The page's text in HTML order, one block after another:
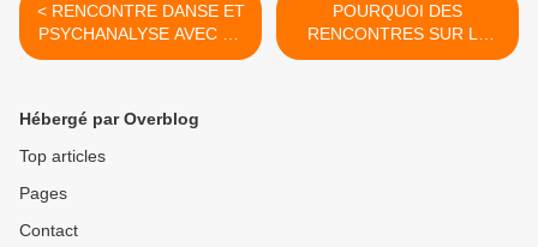
< RENCONTRE DANSE ET
PSYCHANALYSE AVEC LE
CHOREGRAPHE DANIEL
POURQUOI DES
RENCONTRES SUR LA
DANSE ET LA
Hébergé par Overblog
Top articles
Pages
Contact